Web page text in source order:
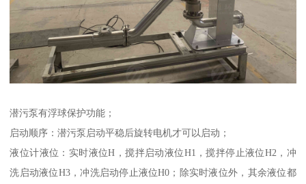
潜污泵有浮球保护功能；
启动顺序：潜污泵启动平稳后旋转电机才可以启动；
液位计液位：实时液位H，搅拌启动液位H1，搅拌停止液位H2，冲
洗启动液位H3，冲洗启动停止液位H0；除实时液位外，其余液位都